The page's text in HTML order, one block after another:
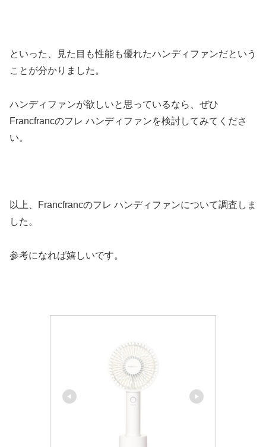
といった、見た目も性能も優れたハンディファンだという
ことが分かりました。
ハンディファンが欲しいと思っているなら、ぜひ
Francfrancのフレ ハンディファンを検討してみてくださ
い。
以上、Francfrancのフレ ハンディファンについて調査しま
した。
参考になれば嬉しいです。